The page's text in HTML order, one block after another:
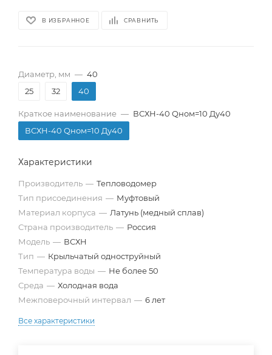
В ИЗБРАННОЕ СРАВНИТЬ
Диаметр, мм — 40
25
32 40
Краткое наименование — ВСХН-40 Qном=10 Ду40
ВСХН-40 Qном=10 Ду40
Характеристики
Производитель — Тепловодомер
Тип присоединения — Муфтовый
Материал корпуса — Латунь (медный сплав)
Страна производитель — Россия
Модель — ВСХН
Тип — Крыльчатый одноструйный
Температура воды — Не более 50
Среда — Холодная вода
Межповерочный интервал — 6 лет
Все характеристики